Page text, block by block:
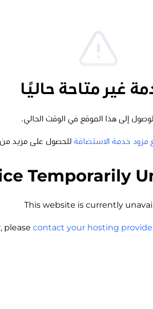
غير متاحة حاليًا
إلى هذا الموقع في الوقت الحالي.
مزود خدمة الاستضافة للحصول على مزيد
Temporarily
This website is currently
please contact your hosting